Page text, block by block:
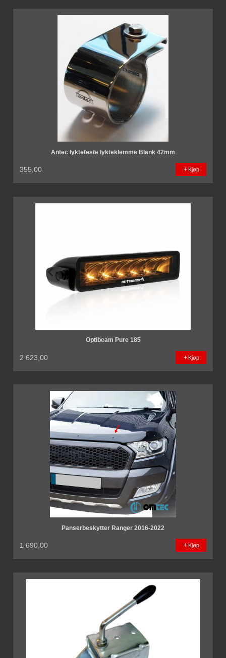
Antec lyktefeste lykteklemme Blank 42mm
355,00 Kjøp
Optibeam Pure 185
2 623,00 Kjøp
Panserbeskytter Ranger 2016-2022
1 690,00 Kjøp